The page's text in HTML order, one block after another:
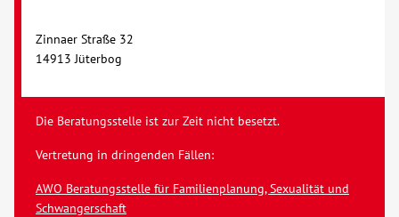
Zinnaer Straße 32
14913 Jüterbog
Die Beratungsstelle ist zur Zeit nicht besetzt.
Vertretung in dringenden Fällen:
AWO Beratungsstelle für Familienplanung, Sexualität und
Schwangerschaft